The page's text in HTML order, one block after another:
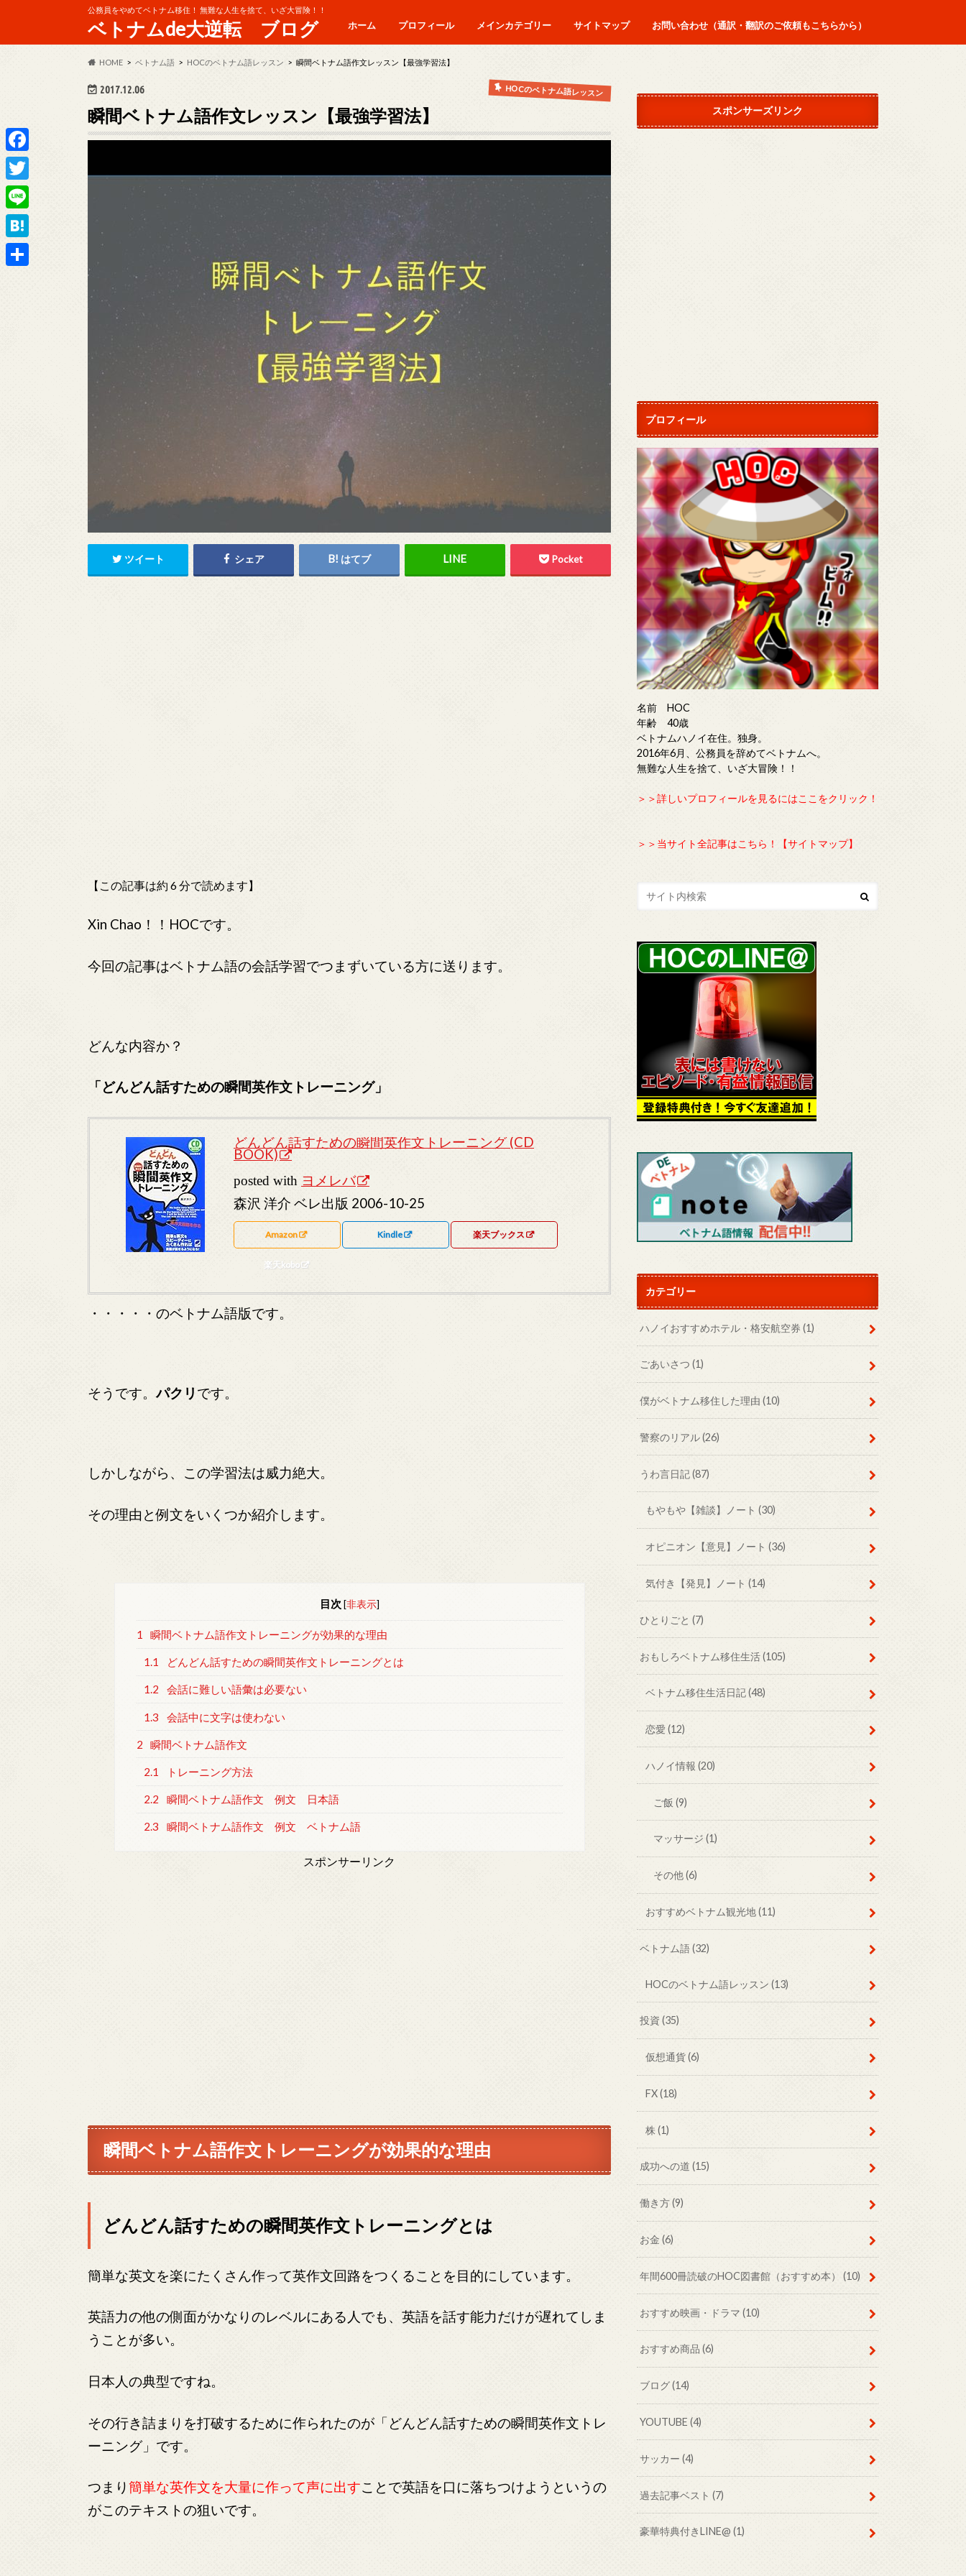
公務員をやめてベトナム移住！ 無難な人生を捨て、いざ大冒険！！
ベトナムde大逆転 ブログ ホーム プロフィール メインカテゴリー サイトマップ お問い合わせ（通訳・翻訳のご依頼もこちらから）
HOME ベトナム語 HOCのベトナム語レッスン 瞬間ベトナム語作文レッスン【最強学習法】
2017.12.06 HOCのベトナム語レッスン
瞬間ベトナム語作文レッスン【最強学習法】
ツイート シェア はてブ Pocket
【この記事は約 6 分で読めます】
Xin Chao！！HOCです。
今回の記事はベトナム語の会話学習でつまずいている方に送ります。
どんな内容か？
「どんどん話すための瞬間英作文トレーニング」
どんどん話すための瞬間英作文トレーニング (CD
BOOK)
posted with ヨメレバ
森沢 洋介 ベレ出版 2006-10-25
Amazon Kindle 楽天ブックス
楽天kobo
・・・・・のベトナム語版です。
そうです。パクリ です。
しかしながら、この学習法は威力絶大。
その理由と例文をいくつか紹介します。
目次 [非表示]
1 瞬間ベトナム語作文トレーニングが効果的な理由
1.1 どんどん話すための瞬間英作文トレーニングとは
1.2 会話に難しい語彙は必要ない
1.3 会話中に文字は使わない
2 瞬間ベトナム語作文
2.1 トレーニング方法
2.2 瞬間ベトナム語作文 例文 日本語
2.3 瞬間ベトナム語作文 例文 ベトナム語
スポンサーリンク
瞬間ベトナム語作文トレーニングが効果的な理由
どんどん話すための瞬間英作文トレーニングとは
簡単な英文を楽にたくさん作って英作文回路をつくることを目的にしています。
英語力の他の側面がかなりのレベルにある人でも、英語を話す能力だけが遅れてしま
うことが多い。
日本人の典型ですね。
その行き詰まりを打破するために作られたのが「どんどん話すための瞬間英作文トレ
ーニング」です。
つまり簡単な英作文を大量に作って声に出すことで英語を口に落ちつけようというの
がこのテキストの狙いです。
スポンサーズリンク
プロフィール
名前 HOC
年齢 40歳
ベトナムハノイ在住。独身。
2016年6月、公務員を辞めてベトナムへ。
無難な人生を捨て、いざ大冒険！！
＞＞詳しいプロフィールを見るにはここをクリック！
＞＞当サイト全記事はこちら！【サイトマップ】
カテゴリー
ハノイおすすめホテル・格安航空券(1)
ごあいさつ(1)
僕がベトナム移住した理由(10)
警察のリアル(26)
うわ言日記(87)
もやもや【雑談】ノート (30)
オピニオン【意見】ノート (36)
気付き【発見】ノート (14)
ひとりごと(7)
おもしろベトナム移住生活(105)
ベトナム移住生活日記(48)
恋愛 (12)
ハノイ情報 (20)
ご飯(9)
マッサージ(1)
その他(6)
おすすめベトナム観光地(11)
ベトナム語(32)
HOCのベトナム語レッスン (13)
投資(35)
仮想通貨(6)
FX(18)
株 (1)
成功への道(15)
働き方(9)
お金(6)
年間600冊読破のHOC図書館（おすすめ本）(10)
おすすめ映画・ドラマ(10)
おすすめ商品(6)
ブログ(14)
YOUTUBE(4)
サッカー(4)
過去記事ベスト(7)
豪華特典付きLINE@(1)
F
a
c
e
b
T
w
i
L
i
n
H